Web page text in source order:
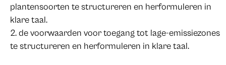
plantensoorten te structureren en herformuleren in
klare taal.
de voorwaarden voor toegang tot lage-emissiezones
te structureren en herformuleren in klare taal.